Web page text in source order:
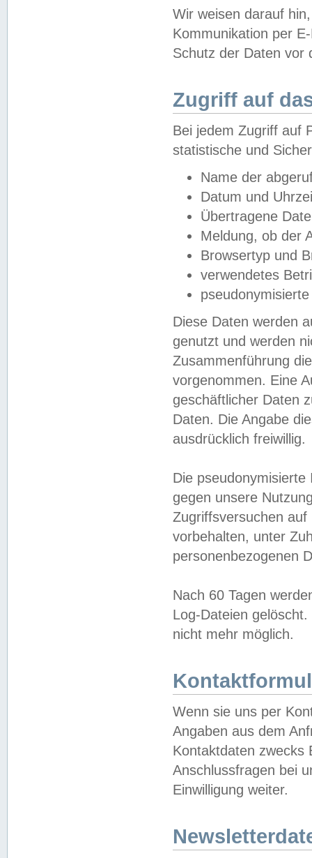
Wir weisen darauf
Kommunikation per
Schutz der Daten vor
Zugriff auf
Bei jedem Zugriff auf
statistische und
Name der
Datum und
Übertragene
Meldung, ob der
Browsertyp und
verwendetes
Diese Daten werden
genutzt und werden
Zusammenführung
vorgenommen. Eine
geschäftlicher Daten
Daten. Die Angabe
ausdrücklich freiwillig.
Die
gegen unsere
Zugriffsversuchen
vorbehalten, unter
personenbezogenen
Nach 60 Tagen
Log-Dateien
nicht mehr möglich.
Wenn sie uns per
Angaben aus dem
Kontaktdaten zwecks
Anschlussfragen bei
Einwilligung weiter.